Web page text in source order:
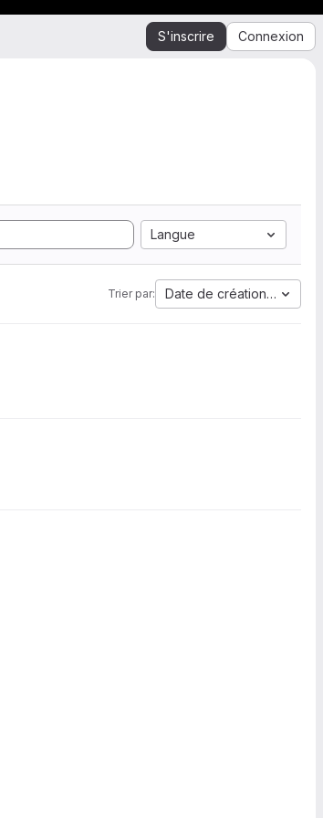
S'inscrire Connexion
Langue
Trier par: Date de création la plus